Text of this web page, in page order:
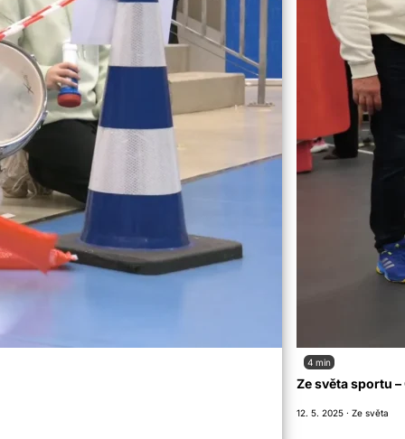
4 min
Ze světa sportu –
12. 5. 2025 · Ze světa